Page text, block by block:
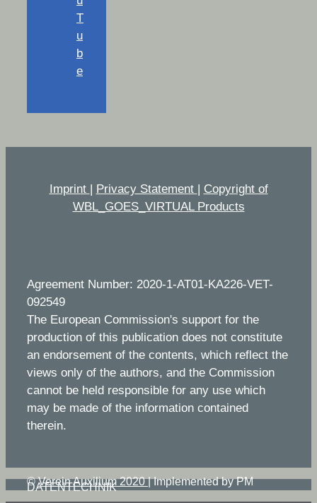
T
u
b
e
Imprint | Privacy Statement | Copyright of
WBL_GOES_VIRTUAL Products
Agreement Number: 2020-1-AT01-KA226-VET-
092549
The European Commission's support for the
production of this publication does not constitute
an endorsement of the contents, which reflect the
views only of the authors, and the Commission
cannot be held responsible for any use which
may be made of the information contained
therein.
©Verein Auxilium 2020|Implemented by PM
DATENTECHNIK